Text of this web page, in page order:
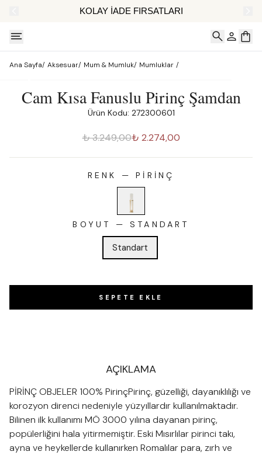
KOLAY İADE FIRSATLARI
Ana Sayfa/ Aksesuar/ Mum & Mumluk/ Mumluklar /
Cam Kısa Fanuslu Pirinç Şamdan
Ürün Kodu: 272300601
₺ 3.249,00₺ 2.274,00
RENK — PIRINÇ
BOYUT — STANDART
Standart
SEPETE EKLE
AÇIKLAMA
PİRİNÇ OBJELER 100% PirinçPirinç, güzelliği, dayanıklılığı ve
korozyon direnci nedeniyle yüzyıllardır kullanılmaktadır.
Bilinen ilk kullanımı MÖ 3000 yılına dayanan pirinç,
popülerliğini hala yitirmemiştir. Eski Mısırlılar pirinci takı,
ayna ve heykellerde kullanırken Romalılar para, zırh ve